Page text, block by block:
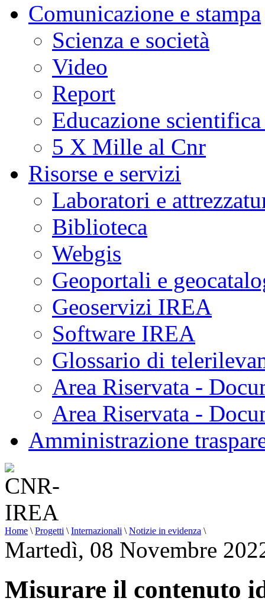
Comunicazione e stampa
Scienza e società
Video
Report
Educazione
5 X Mille al Cnr
Risorse e servizi
Laboratori e
Biblioteca
Webgis
Geoportali e
Geoservizi IREA
Software IREA
Glossario di
Area Riservata -
Area Riservata -
Amministrazione
Home \ Progetti \ Internazionali \ Notizie in evidenza \
Martedì, 08 Novembre
Misurare il contenuto